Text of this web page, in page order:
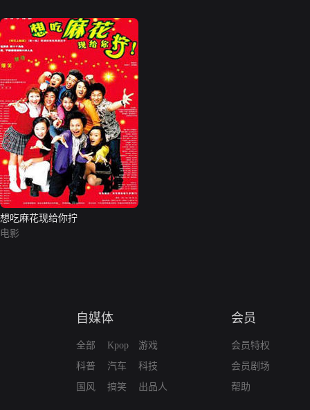
想吃麻花现给你拧
电影
自媒体
全部
科普
国风
Kpop
汽车
搞笑
游戏
科技
出品人
会员
会员特权
会员剧场
帮助